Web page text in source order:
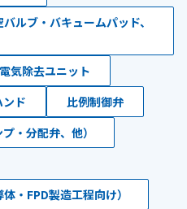
ルブ・バキュームパッド、
気除去ユニット
ド
比例制御弁
・分配弁、他）
・FPD製造工程向け）